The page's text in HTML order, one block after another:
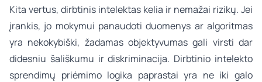
Kita vertus, dirbtinis intelektas kelia ir nemažai rizikų. Jei
įrankis, jo mokymui panaudoti duomenys ar algoritmas
yra nekokybiški, žadamas objektyvumas gali virsti dar
didesniu šališkumu ir diskriminacija. Dirbtinio intelekto
sprendimų priėmimo logika paprastai yra ne iki galo